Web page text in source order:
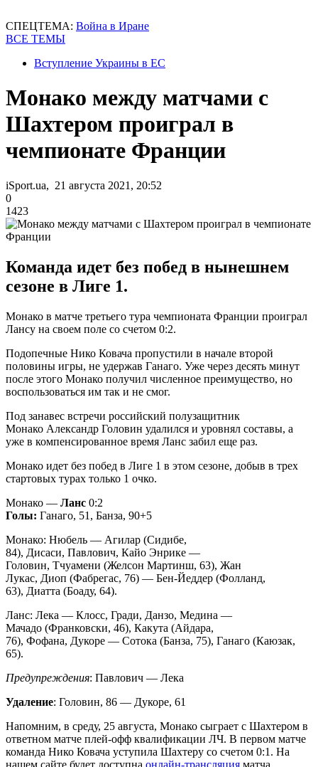
СПЕЦТЕМА: Война в Иране
ВСЕ ТЕМЫ
Вступление Украины в ЕС
Монако между матчами с
Шахтером проиграл в
чемпионате Франции
iSport.ua, 21 августа 2021, 20:52
0
1423
Команда идет без побед в нынешнем
сезоне в Лиге 1.
Монако в матче третьего тура чемпионата Франции проиграл
Лансу на своем поле со счетом 0:2.
Подопечные Нико Ковача пропустили в начале второй
половины игры, не удержав Ганаго. Уже через десять минут
после этого Монако получил численное преимущество, но
воспользоваться им так и не смог.
Под занавес встречи российский полузащитник
Монако Александр Головин удалился и уровнял составы, а
уже в компенсированное время Ланс забил еще раз.
Монако идет без побед в Лиге 1 в этом сезоне, добыв в трех
стартовых турах только 1 очко.
Монако — Ланс 0:2
Голы: Ганаго, 51, Банза, 90+5
Монако: Нюбель — Агилар (Сидибе,
84), Дисаси, Павлович, Кайо Энрике —
Головин, Тчуамени (Желсон Мартинш, 63), Жан
Лукас, Диоп (Фабрегас, 76) — Бен-Йеддер (Фолланд,
63), Диатта (Боаду, 64).
Ланс: Лека — Клосс, Гради, Данзо, Медина —
Мачадо (Франковски, 46), Какута (Айдара,
76), Фофана, Дукоре — Сотока (Банза, 75), Ганаго (Каюзак,
65).
Предупреждения: Павлович — Лека
Удаление: Головин, 86 — Дукоре, 61
Напомним, в среду, 25 августа, Монако сыграет с Шахтером в
ответном матче плей-офф квалификации ЛЧ. В первом матче
команда Нико Ковача уступила Шахтеру со счетом 0:1. На
нашем сайте будет доступна онлайн-трансляция матча.